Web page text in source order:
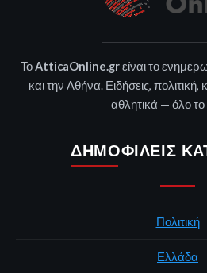
ΤοAtticaOnline.grείναι το
και την Αθήνα. Ειδήσεις, πολιτική,
αθλητικά — όλο
ΔΗΜΟΦΙΛΕΊΣ
Πολιτική
Ελλάδα